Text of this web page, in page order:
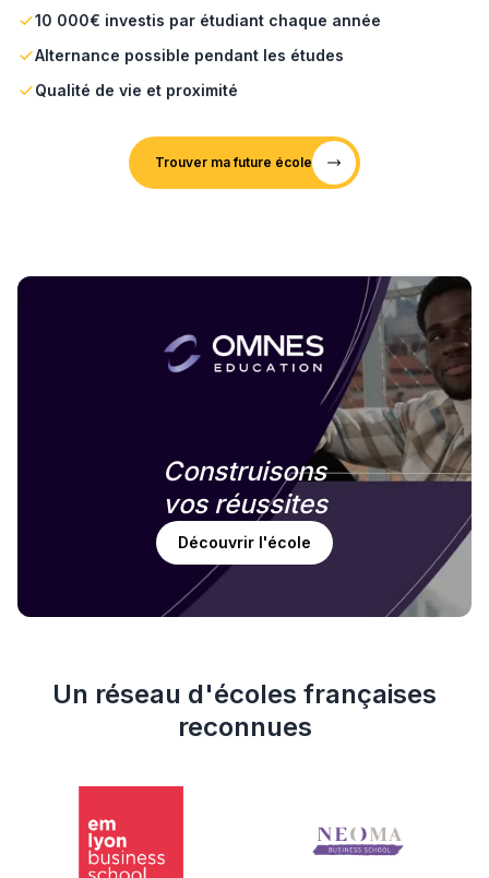
10 000€ investis par étudiant chaque année
Alternance possible pendant les études
Qualité de vie et proximité
Trouver ma future école
Construisons
vos réussites
Découvrir l'école
Un réseau d'écoles françaises
reconnues